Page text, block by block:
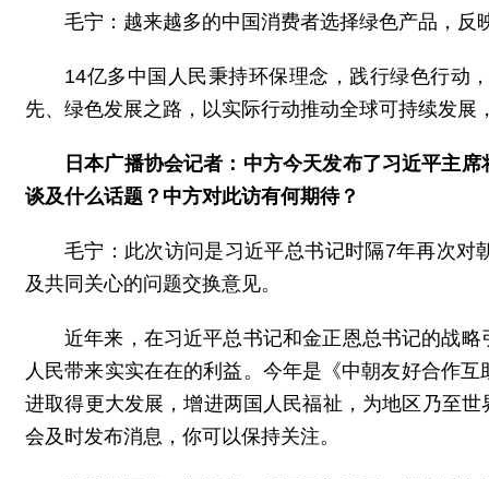
毛宁：越来越多的中国消费者选择绿色产品，
14亿多中国人民秉持环保理念，践行绿色行动
先、绿色发展之路，以实际行动推动全球可持续发
日本广播协会记者：中方今天发布了习近平主
谈及什么话题？中方对此访有何期待？
毛宁：此次访问是习近平总书记时隔7年再次
及共同关心的问题交换意见。
近年来，在习近平总书记和金正恩总书记的战
人民带来实实在在的利益。今年是《中朝友好合作
进取得更大发展，增进两国人民福祉，为地区乃至
会及时发布消息，你可以保持关注。